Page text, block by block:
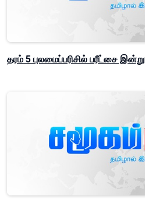
தரம் 5 புலமைப்பரிசில் பரீட்சை இன்று